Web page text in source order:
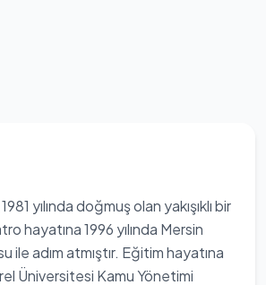
yılında doğmuş olan yakışıklı bir
hayatına 1996 yılında Mersin
ile adım atmıştır. Eğitim hayatına
Üniversitesi Kamu Yönetimi